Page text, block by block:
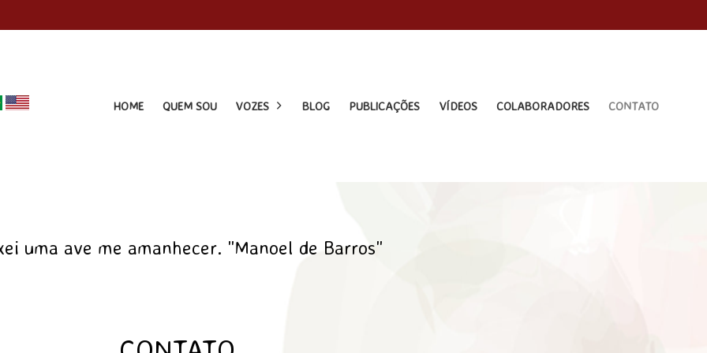
HOME QUEM SOU VOZES BLOG PUBLICAÇÕES VÍDEOS COLABORADORES CONTATO
uma ave me amanhecer. "Manoel de Barros"